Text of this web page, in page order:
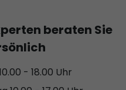
beraten Sie
- 18.00 Uhr